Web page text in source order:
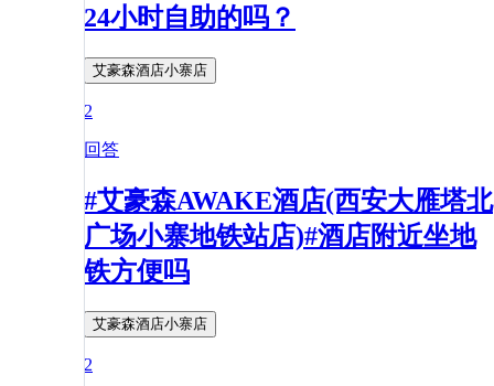
24小时自助的吗？
艾豪森酒店小寨店
2
回答
#艾豪森AWAKE酒店(西安大雁塔北
广场小寨地铁站店)#酒店附近坐地
铁方便吗
艾豪森酒店小寨店
2